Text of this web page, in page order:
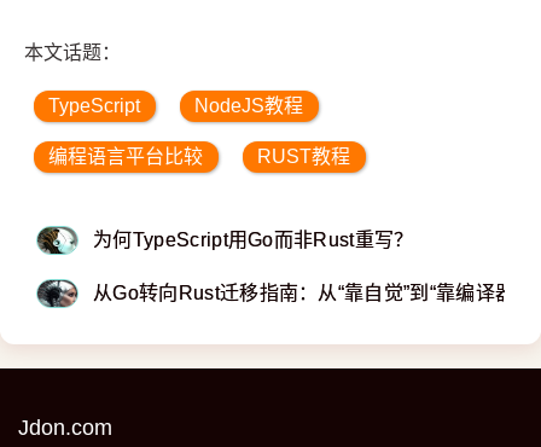
本文话题：
TypeScript NodeJS教程
编程语言平台比较 RUST教程
​​​​​​​为何TypeScript用Go而非Rust重写？
从Go转向Rust迁移指南：从“靠自觉”到“靠编译器”
Jdon.com